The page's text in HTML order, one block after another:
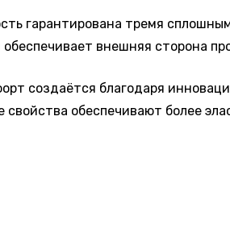
гарантирована тремя
обеспечивает внешняя сторона
создаётся благодаря
обеспечивают более